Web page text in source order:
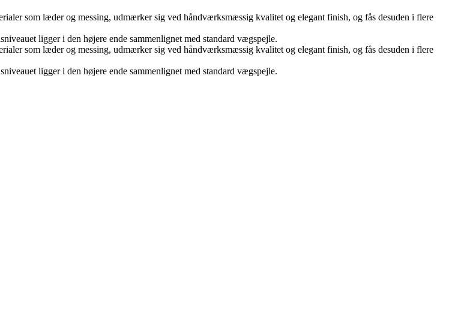
som læder og messing, udmærker sig ved håndværksmæssig kvalitet og elegant finish, og fås desuden i flere
ligger i den højere ende sammenlignet med standard vægspejle.
som læder og messing, udmærker sig ved håndværksmæssig kvalitet og elegant finish, og fås desuden i flere
ligger i den højere ende sammenlignet med standard vægspejle.